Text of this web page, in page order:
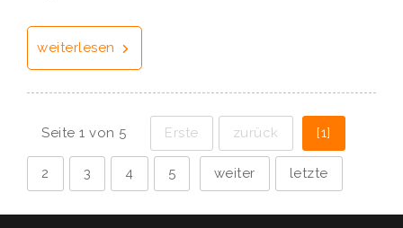
weiterlesen
Seite 1 von 5 Erste zurück [1]
2 3 4 5 weiter letzte